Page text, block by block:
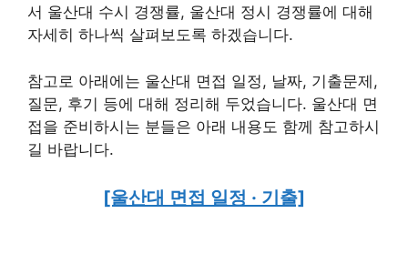
서 울산대 수시 경쟁률, 울산대 정시 경쟁률에 대해
자세히 하나씩 살펴보도록 하겠습니다.
참고로 아래에는 울산대 면접 일정, 날짜, 기출문제,
질문, 후기 등에 대해 정리해 두었습니다. 울산대 면
접을 준비하시는 분들은 아래 내용도 함께 참고하시
길 바랍니다.
[울산대 면접 일정 · 기출]